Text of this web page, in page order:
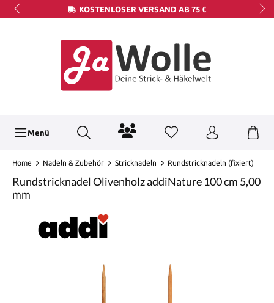
KOSTENLOSER VERSAND AB 75 €
Menü
Home Nadeln & Zubehör Stricknadeln Rundstricknadeln (fixiert)
Rundstricknadel Olivenholz addiNature 100 cm 5,00
mm